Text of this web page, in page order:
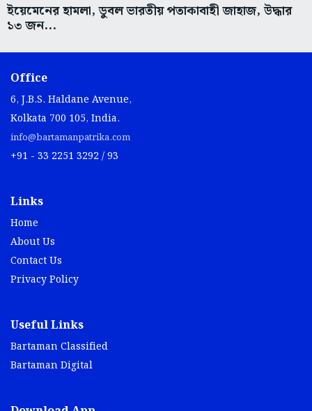
ইয়েমেনের হামলা, ডুবল ভারতীয় পতাকাবাহী জাহাজ, উদ্ধার
১৩ জন...
Office
6, J.B.S. Haldane Avenue,
Kolkata 700 105, India.
info@bartamanpatrika.com
+91 - 33 2251 3292 / 93
Links
Home
About Us
Contact Us
Privacy Policy
Useful Links
Bartaman Classified
Bartaman Digital